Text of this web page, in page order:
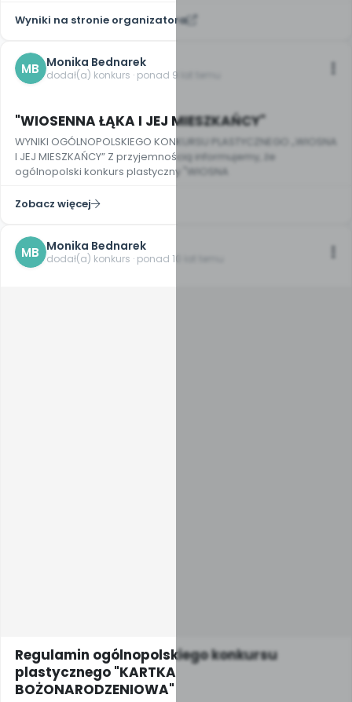
Wyniki na stronie organizatora
MB Monika Bednarek
dodał(a) konkurs · ponad 9 lat temu
"WIOSENNA ŁĄKA I JEJ MIESZKAŃCY"
WYNIKI OGÓLNOPOLSKIEGO KONKURSU PLASTYCZNEGO „WIOSNA
I JEJ MIESZKAŃCY” Z przyjemnością informujemy, że
ogólnopolski konkurs plastyczny "WIOSNA
Zobacz więcej
MB Monika Bednarek
dodał(a) konkurs · ponad 10 lat temu
Regulamin ogólnopolskiego konkursu
plastycznego "KARTKA
BOŻONARODZENIOWA"